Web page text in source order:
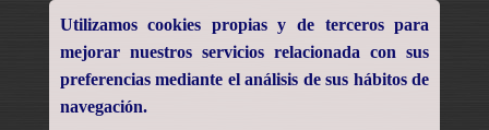
Utilizamos cookies propias y de terceros para
mejorar nuestros servicios relacionada con sus
preferencias mediante el análisis de sus hábitos de
navegación.